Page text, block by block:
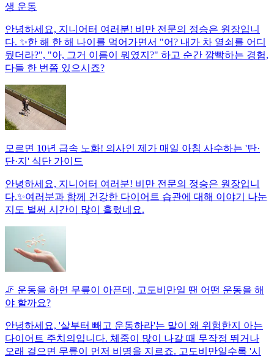
생 운동
안녕하세요, 지니어터 여러분! 비만 전문의 정승은 원장입니
다. ✨한 해 한 해 나이를 먹어가면서 "어? 내가 차 열쇠를 어디
뒀더라?", "아, 그거 이름이 뭐였지?" 하고 순간 깜빡하는 경험,
다들 한 번쯤 있으시죠?
모르면 10년 급속 노화! 의사인 제가 매일 아침 사수하는 '탄·
단·지' 식단 가이드
안녕하세요, 지니어터 여러분! 비만 전문의 정승은 원장입니
다.✨여러분과 함께 건강한 다이어트 습관에 대해 이야기 나눈
지도 벌써 시간이 많이 흘렀네요.
🦵 운동을 하면 무릎이 아픈데, 고도비만일 땐 어떤 운동을 해
야 할까요?
안녕하세요, '살부터 빼고 운동하라'는 말이 왜 위험한지 아는
다이어트 주치의입니다. 체중이 많이 나갈 때 무작정 뛰거나
오래 걸으면 무릎이 먼저 비명을 지르죠. 고도비만일수록 '시